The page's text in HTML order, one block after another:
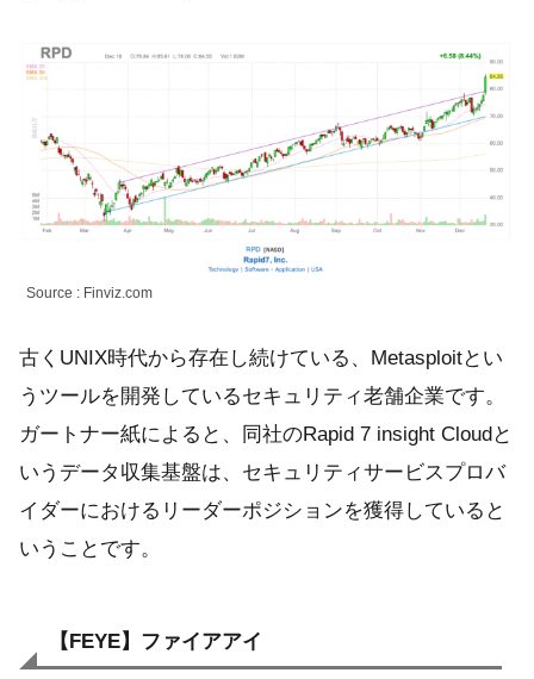
Source : Finviz.com
古くUNIX時代から存在し続けている、Metasploitとい
うツールを開発しているセキュリティ老舗企業です。
ガートナー紙によると、同社のRapid 7 insight Cloudと
いうデータ収集基盤は、セキュリティサービスプロバ
イダーにおけるリーダーポジションを獲得していると
いうことです。
【FEYE】ファイアアイ